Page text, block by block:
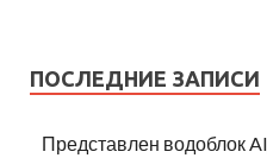
ПОСЛЕДНИЕ ЗАПИСИ
Представлен водоблок